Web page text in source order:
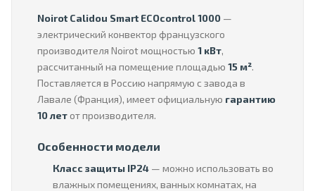
Noirot Calidou Smart ECOcontrol 1000 —
электрический конвектор французского
производителя Noirot мощностью 1 кВт,
рассчитанный на помещение площадью 15 м².
Поставляется в Россию напрямую с завода в
Лавале (Франция), имеет официальную гарантию
10 летот производителя.
Особенности модели
Класс защиты IP24 — можно использовать во
влажных помещениях, ванных комнатах, на